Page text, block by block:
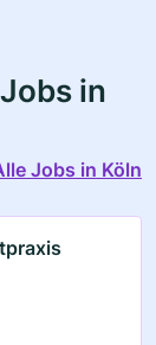
in
Jobs in Köln